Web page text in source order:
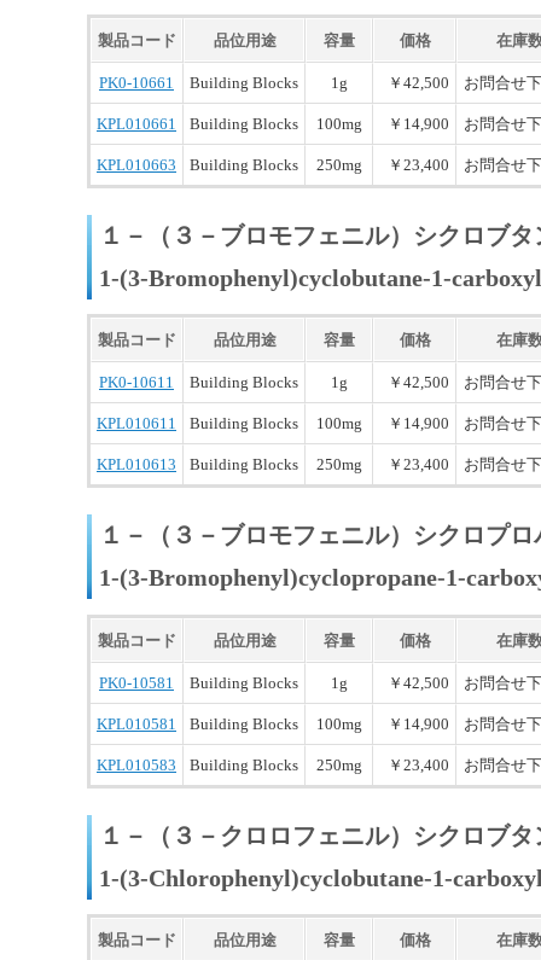
製品コード 品位用途 容量 価格 在庫
PK0-10661 Building Blocks 1g ￥42,500 お問合せ
KPL010661 Building Blocks 100mg ￥14,900 お問合せ
KPL010663 Building Blocks 250mg ￥23,400 お問合せ
１－（３－ブロモフェニル）シクロブ
1-(3-Bromophenyl)cyclobutane-1-
製品コード 品位用途 容量 価格 在庫
PK0-10611 Building Blocks 1g ￥42,500 お問合せ
KPL010611 Building Blocks 100mg ￥14,900 お問合せ
KPL010613 Building Blocks 250mg ￥23,400 お問合せ
１－（３－ブロモフェニル）シクロプ
1-(3-Bromophenyl)cyclopropane-1-
製品コード 品位用途 容量 価格 在庫
PK0-10581 Building Blocks 1g ￥42,500 お問合せ
KPL010581 Building Blocks 100mg ￥14,900 お問合せ
KPL010583 Building Blocks 250mg ￥23,400 お問合せ
１－（３－クロロフェニル）シクロブ
1-(3-Chlorophenyl)cyclobutane-1-
製品コード 品位用途 容量 価格 在庫